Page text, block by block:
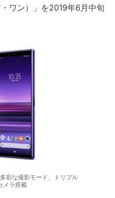
ワン）」を2019年6月中旬
彩な撮影モード、トリプル
メラ搭載